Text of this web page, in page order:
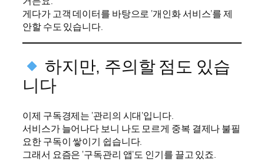
게다가 고객 데이터를 바탕으로 ‘개인화 서비스’를 제
안할 수도 있습니다.
하지만, 주의할 점도 있습
니다
이제 구독경제는 ‘관리의 시대’입니다.
서비스가 늘어나다 보니 나도 모르게 중복 결제나 불필
요한 구독이 쌓이기 쉽습니다.
그래서 요즘은 ‘구독관리 앱’도 인기를 끌고 있죠.